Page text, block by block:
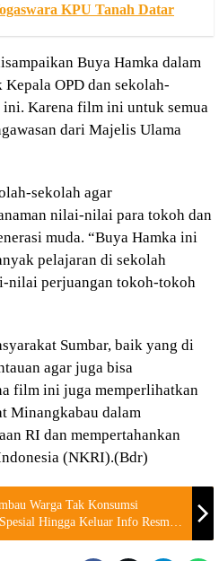
KPU Tanah Datar
Buya Hamka dalam
OPD dan sekolah-
Karena film ini untuk semua
dari Majelis Ulama
sekolah agar
nilai-nilai para tokoh dan
muda. “Buya Hamka ini
pelajaran di sekolah
nilai perjuangan tokoh-tokoh
Sumbar, baik yang di
agar juga bisa
film ini juga memperlihatkan
Minangkabau dalam
RI dan mempertahankan
(NKRI).(Bdr)
Warga Tak Konsumsi
Hingga Keluar Info Resmi